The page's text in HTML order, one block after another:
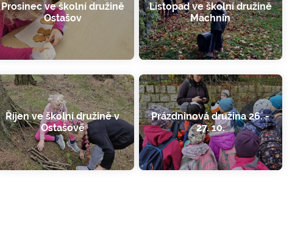
Prosinec ve školní družině
Ostašov
Listopad ve školní družině
Machnín
Říjen ve školní družině v
Ostašově
Prázdninová družina 26. -
27. 10.